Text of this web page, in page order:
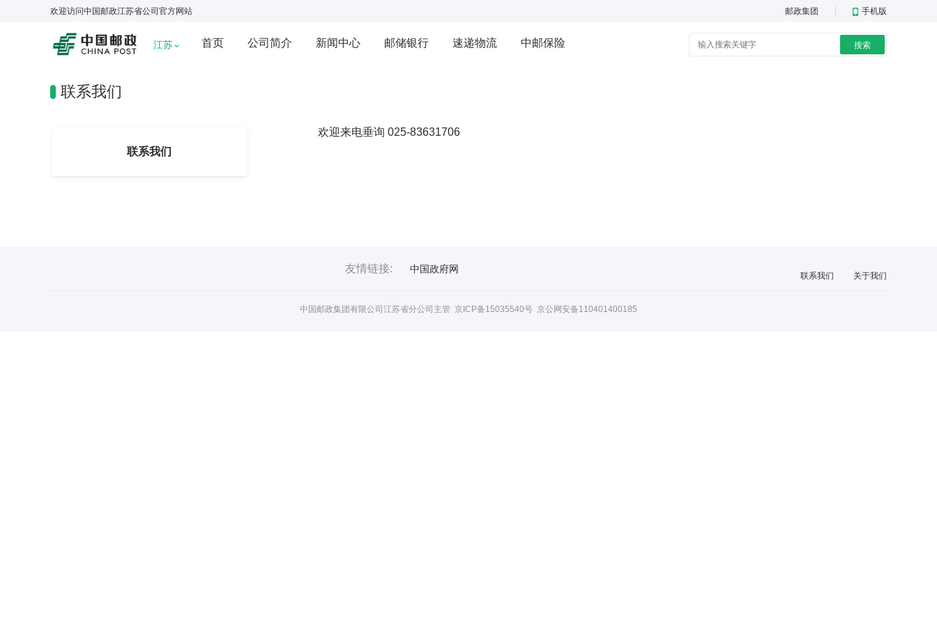
欢迎访问中国邮政江苏省公司 官方网站 邮政集团 手机版
江苏 首页 公司简介 新闻中心 邮储银行 速递物流 中邮保险 搜索
联系我们
联系我们
欢迎来电垂询 025-83631706
友情链接: 中国政府网
联系我们 关于我们
中国邮政集团有限公司江苏省分公司主管 京ICP备15035540号 京公网安备110401400185